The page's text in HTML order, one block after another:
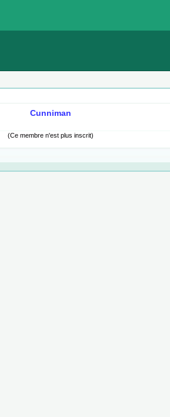
Cunniman
(Ce membre n'est plus inscrit)